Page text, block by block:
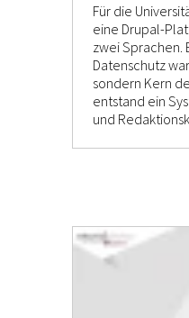
Für die
eine Drupal-
zwei Sprachen.
Datenschutz
sondern Kern
entstand ein
und